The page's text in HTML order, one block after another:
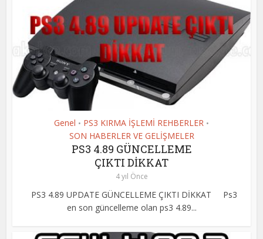
Genel • PS3 KIRMA İŞLEMİ REHBERLER •
SON HABERLER VE GELİŞMELER
PS3 4.89 GÜNCELLEME
ÇIKTI DİKKAT
4 yıl Önce
PS3 4.89 UPDATE GÜNCELLEME ÇIKTI DİKKAT Ps3
en son güncelleme olan ps3 4.89...